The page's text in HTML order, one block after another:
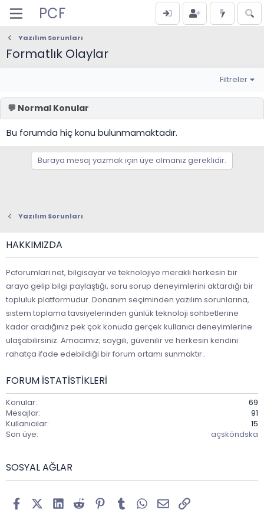
PCF
Yazılım Sorunları
Formatlık Olaylar
Filtreler
Bu forumda hiç konu bulunmamaktadır.
Buraya mesaj yazmak için üye olmanız gereklidir.
Yazılım Sorunları
HAKKIMIZDA
Pcforumlari.net, bilgisayar ve teknolojiye meraklı herkesin bir
araya gelip bilgi paylaştığı, soru sorup deneyimlerini aktardığı bir
topluluk platformudur. Donanım seçiminden yazılım sorunlarına,
sistem toplama tavsiyelerinden günlük teknoloji sohbetlerine
kadar aradığınız pek çok konuda gerçek kullanıcı deneyimlerine
ulaşabilirsiniz. Amacımız; saygılı, güvenilir ve herkesin kendini
rahatça ifade edebildiği bir forum ortamı sunmaktır..
FORUM ISTATISTIKLERI
Konular
69
Mesajlar
91
Kullanıcılar
15
Son üye
açsköndska
SOSYAL AĞLAR
FacebookX (Twitter)
LinkedIn
Reddit Pinterest
Tumblr WhatsApp
E-posta
Link